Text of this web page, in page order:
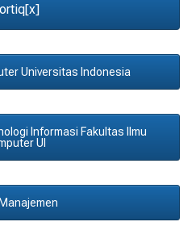
Universitas Indonesia
Informasi Fakultas Ilmu
UI